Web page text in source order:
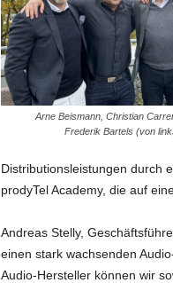
Arne Beismann, Christian
Frederik Bartels (von
Distributionsleistungen durch
prodyTel Academy, die auf
Andreas Stelly,
einen stark wachsenden
Audio-Hersteller können wir